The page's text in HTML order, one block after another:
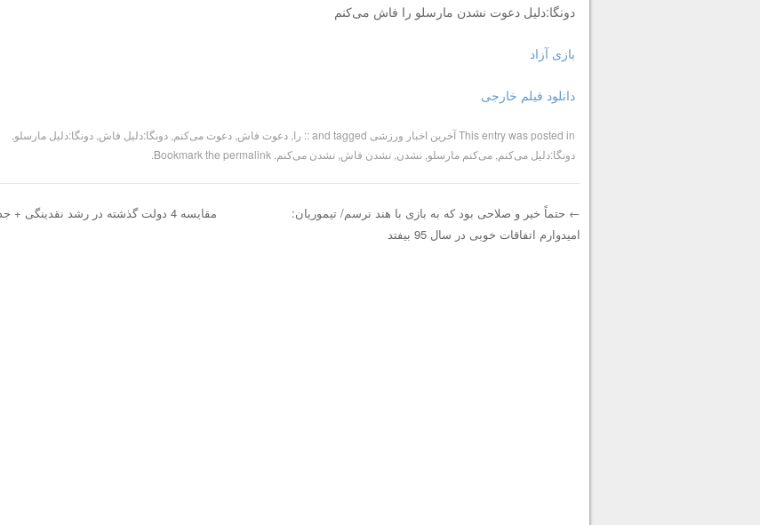
دونگا:دلیل دعوت نشدن مارسلو را فاش می‌کنم
بازی آزاد
دانلود فیلم خارجی
This entry was posted inآخرین اخبار ورزشی :: را دعوت فاش دعوت می‌کنم دونگا:دلیل فاش دونگا:دلیل مارسلو
دونگا:دلیل می‌کنم می‌کنم مارسلو نشدن نشدن فاش نشدن می‌کنم permalink
Post navigation
← حتماً خیر و صلاحی بود که به بازی با هند نرسم/ تیموریان:
امیدوارم اتفاقات خوبی در سال 95 بیفتد
مقایسه 4 دولت گذشته در رشد نقدینگی + جدول